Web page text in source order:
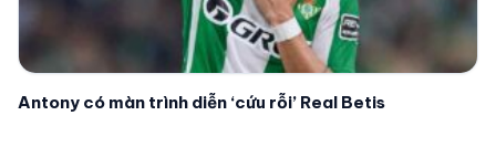
Antony có màn trình diễn ‘cứu rỗi’ Real Betis